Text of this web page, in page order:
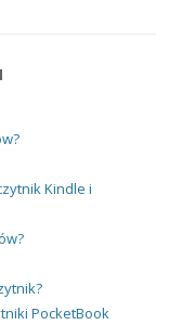
Kindle i
PocketBook